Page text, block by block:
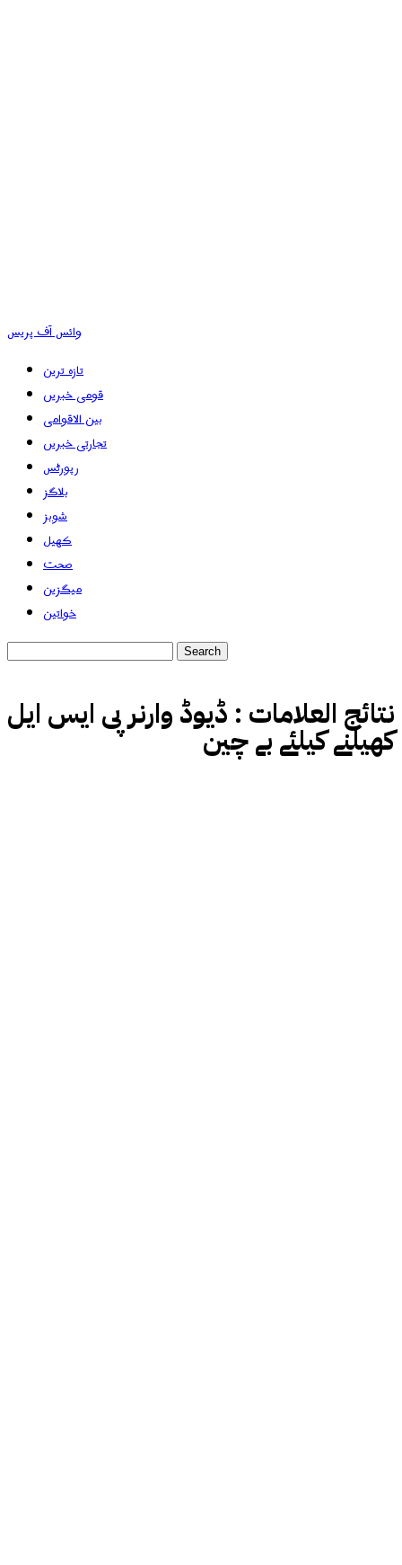
وائس آف پریس
تازہ ترین
قومی خبریں
بین الاقوامی
تجارتی خبریں
رپورٹس
بلاگز
شوبز
کھیل
صحت
میگزین
خواتین
نتائج العلامات : ڈیوڈ وارنر پی ایس ایل
کھیلنے کیلئے بے چین